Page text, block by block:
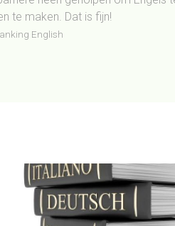
te maken. Dat is fijn!
English